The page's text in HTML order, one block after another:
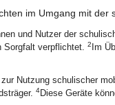
im Umgang mit der
und Nutzer der
Sorgfalt verpflichtet. 2 Im
zur Nutzung schulischer
4Diese Geräte